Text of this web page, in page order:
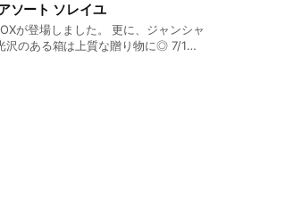
ソート ソレイユ
した。 更に、ジャンシャ
ある箱は上質な贈り物に◎ 7/1よ